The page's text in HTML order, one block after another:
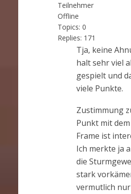
Teilnehmer
Offline
Topics: 0
Replies: 171
Tja, keine
halt sehr viel
gespielt und
viele Punkte.
Zustimmung
Punkt mit
Frame ist
Ich merkte ja
die
stark
vermutlich